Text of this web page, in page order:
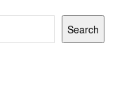
Search